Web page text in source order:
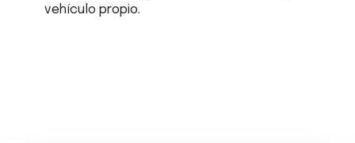
vehículo propio.